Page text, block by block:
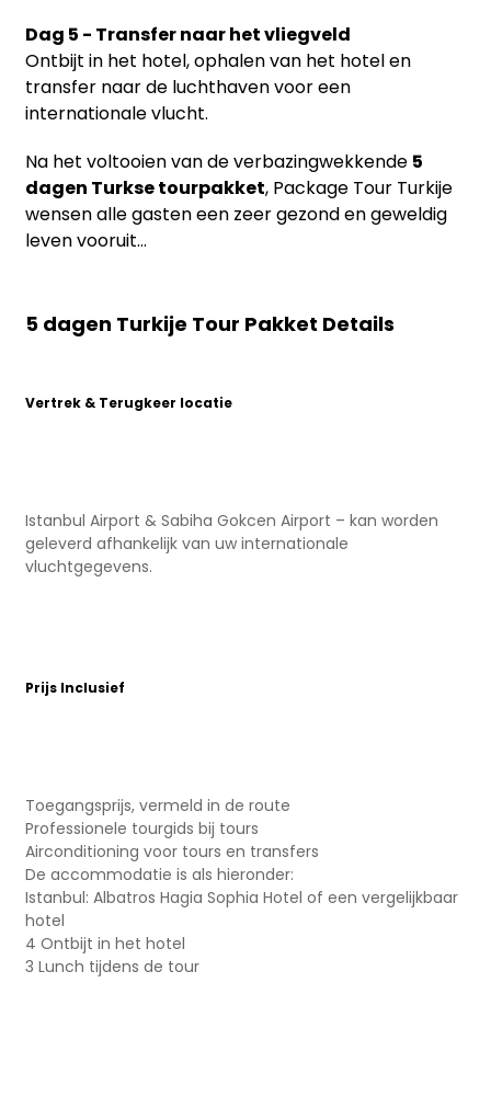
Dag 5 - Transfer naar het vliegveld
Ontbijt in het hotel, ophalen van het hotel en
transfer naar de luchthaven voor een
internationale vlucht.
Na het voltooien van de verbazingwekkende 5
dagen Turkse tourpakket, Package Tour Turkije
wensen alle gasten een zeer gezond en geweldig
leven vooruit...
5 dagen Turkije Tour Pakket Details
Vertrek & Terugkeer locatie
Istanbul Airport & Sabiha Gokcen Airport – kan worden
geleverd afhankelijk van uw internationale
vluchtgegevens.
Prijs Inclusief
Toegangsprijs, vermeld in de route
Professionele tourgids bij tours
Airconditioning voor tours en transfers
De accommodatie is als hieronder:
Istanbul: Albatros Hagia Sophia Hotel of een vergelijkbaar
hotel
4 Ontbijt in het hotel
3 Lunch tijdens de tour